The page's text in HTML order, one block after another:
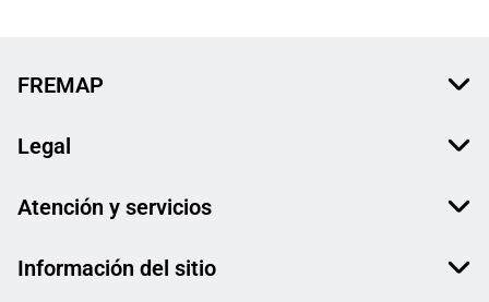
FREMAP
Legal
Atención y servicios
Información del sitio